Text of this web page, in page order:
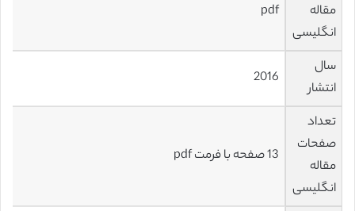
مقاله
انگلیسی
pdf
سال
انتشار
2016
تعداد
صفحات
مقاله
انگلیسی
13 صفحه با فرمت pdf